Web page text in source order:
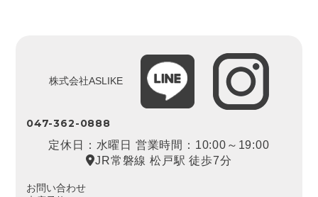
株式会社ASLIKE
047-362-0888
定休日：水曜日 営業時間：10:00～19:00
JR常磐線 松戸駅 徒歩7分
お問い合わせ